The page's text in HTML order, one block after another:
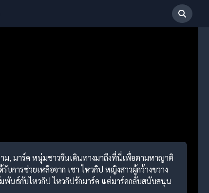
าม, มาร์ค หนุ่มชาวจีนเดินทางมาถึงที่นี่เพื่อตามหาญาติ
ารช่วยเหลือจาก เชา ไหวกิป หญิงสาวผู้กว้างขวาง
พันธ์กับไหวกิป ไหวกิปรักมาร์ค แต่มาร์คกลับสนับสนุน